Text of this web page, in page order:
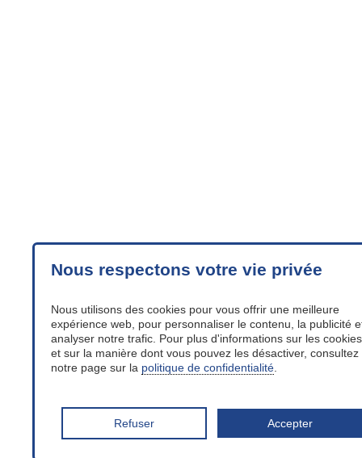
Nous respectons votre vie privée
Nous utilisons des cookies pour vous offrir une meilleure
expérience web, pour personnaliser le contenu, la publicité
analyser notre trafic. Pour plus d'informations sur les cookies
et sur la manière dont vous pouvez les désactiver, consultez
notre page sur la politique de confidentialité.
Refuser Accepter